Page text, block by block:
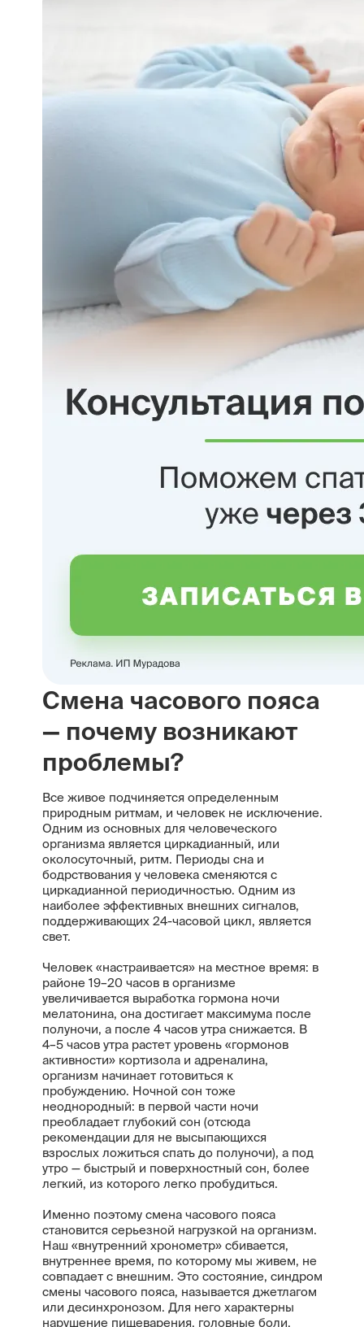
Смена часового пояса
— почему возникают
проблемы?
Все живое подчиняется определенным
природным ритмам, и человек не исключение.
Одним из основных для человеческого
организма является циркадианный, или
околосуточный, ритм. Периоды сна и
бодрствования у человека сменяются с
циркадианной периодичностью. Одним из
наиболее эффективных внешних сигналов,
поддерживающих 24-часовой цикл, является
свет.
Человек «настраивается» на местное время: в
районе 19–20 часов в организме
увеличивается выработка гормона ночи
мелатонина, она достигает максимума после
полуночи, а после 4 часов утра снижается. В
4–5 часов утра растет уровень «гормонов
активности» кортизола и адреналина,
организм начинает готовиться к
пробуждению. Ночной сон тоже
неоднородный: в первой части ночи
преобладает глубокий сон (отсюда
рекомендации для не высыпающихся
взрослых ложиться спать до полуночи), а под
утро — быстрый и поверхностный сон, более
легкий, из которого легко пробудиться.
Именно поэтому смена часового пояса
становится серьезной нагрузкой на организм.
Наш «внутренний хронометр» сбивается,
внутреннее время, по которому мы живем, не
совпадает с внешним. Это состояние, синдром
смены часового пояса, называется джетлагом
или десинхронозом. Для него характерны
нарушение пищеварения, головные боли,